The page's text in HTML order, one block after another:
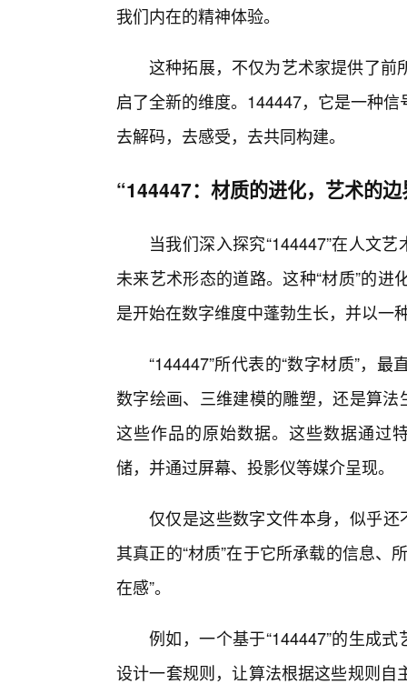
我们内在的精神体验。
这种拓展，不仅为艺术家提供了前
启了全新的维度。144447，它是一种
去解码，去感受，去共同构建。
“144447：材质的进化，艺术的
当我们深入探究“144447”在人文
未来艺术形态的道路。这种“材质”的
是开始在数字维度中蓬勃生长，并以一
“144447”所代表的“数字材质”，
数字绘画、三维建模的雕塑，还是算
这些作品的原始数据。这些数据通过
储，并通过屏幕、投影仪等媒介呈现。
仅仅是这些数字文件本身，似乎还
其真正的“材质”在于它所承载的信息、
在感”。
例如，一个基于“144447”的生成
设计一套规则，让算法根据这些规则